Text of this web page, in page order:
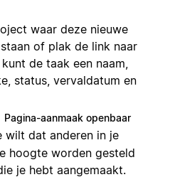
waar deze nieuwe
of plak de link naar
de taak een naam,
status, vervaldatum en
Pagina-aanmaak openbaar
wilt dat anderen in je
hoogte worden gesteld
je hebt aangemaakt.